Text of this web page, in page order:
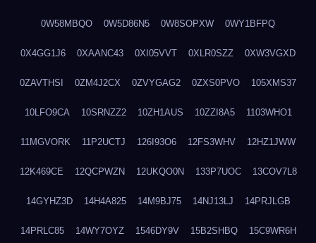
0W58MBQO 0W5D86N5 0W8SOPXW 0WY1BFPQ
0X4GG1J6 0XAANC43 0XI05VVT 0XLR0SZZ 0XW3VGXD
0ZAVTHSI 0ZM4J2CX 0ZVYGAG2 0ZXS0PVO 105XMS37
10LFO9CA 10SRNZZ2 10ZH1AUS 10ZZI8A5 1103WHO1
11MGVORK 11P2UCTJ 126I93O6 12FS3WHV 12HZ1JWW
12K469CE 12QCPWZN 12UKQO0N 133P7UOC 13COV7L8
14GYHZ3D 14H4A825 14M9BJ75 14NJ13LJ 14PRJLGB
14PRLC85 14WY7OYZ 1546DY9V 15B2SHBQ 15C9WR6H